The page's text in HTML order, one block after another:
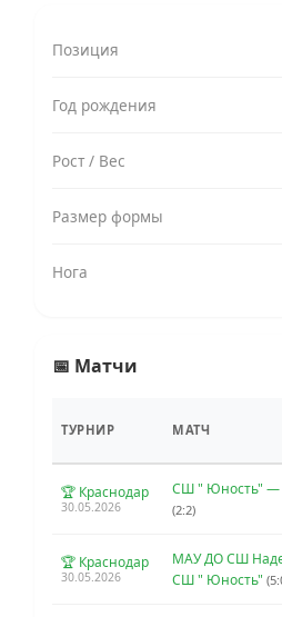
Позиция
Год рождения
Рост / Вес
Размер формы
Нога
📅 Матчи
ТУРНИР МАТЧ
🏆 Краснодар
30.05.2026
СШ " Юность" —
(2:2)
🏆 Краснодар
30.05.2026
МАУ ДО СШ
СШ " Юность"